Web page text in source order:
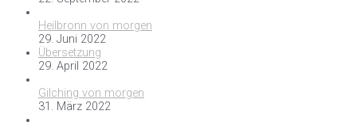
Heilbronn von morgen
29. Juni 2022
Übersetzung
29. April 2022
Gilching von morgen
31. März 2022